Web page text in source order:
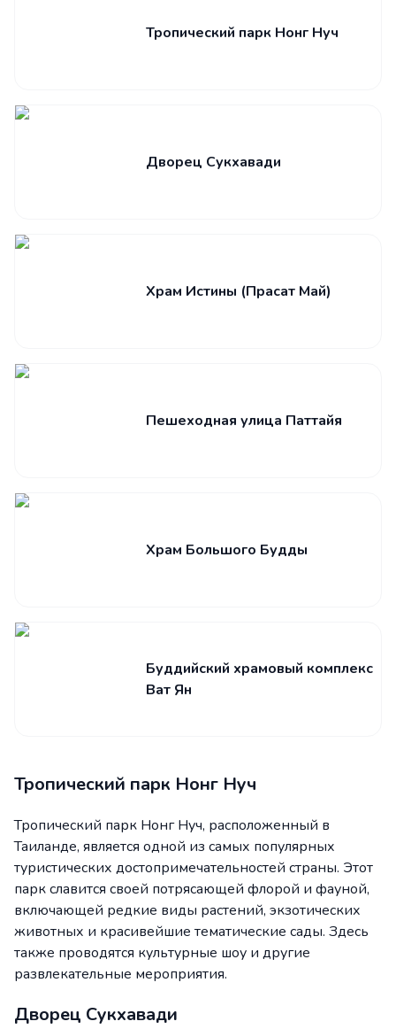
Тропический парк Нонг Нуч
Дворец Сукхавади
Храм Истины (Прасат Май)
Пешеходная улица Паттайя
Храм Большого Будды
Буддийский храмовый комплекс
Ват Ян
Тропический парк Нонг Нуч
Тропический парк Нонг Нуч, расположенный в
Таиланде, является одной из самых популярных
туристических достопримечательностей страны. Этот
парк славится своей потрясающей флорой и фауной,
включающей редкие виды растений, экзотических
животных и красивейшие тематические сады. Здесь
также проводятся культурные шоу и другие
развлекательные мероприятия.
Дворец Сукхавади